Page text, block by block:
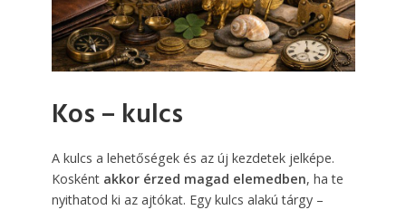
Kos – kulcs
A kulcs a lehetőségek és az új kezdetek jelképe.
Kosként akkor érzed magad elemedben, ha te
nyithatod ki az ajtókat. Egy kulcs alakú tárgy –